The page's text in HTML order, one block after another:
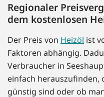
Regionaler
dem kostenlosen
Der Preis von Heizöl ist
Faktoren abhängig.
Verbraucher in
einfach herauszufinden,
günstig sind oder ob